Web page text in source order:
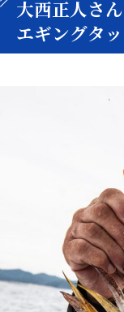
大西正人さ
エギングタ